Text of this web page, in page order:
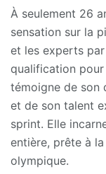
À seulement 26
sensation sur la
et les experts
qualification
témoigne de son
et de son talent
sprint. Elle
entière, prête à
olympique.